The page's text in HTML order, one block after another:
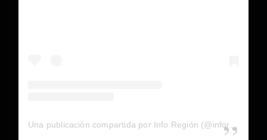
Una publicación compartida por Info Región (@inforegion_redes)